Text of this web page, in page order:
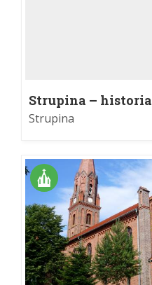
Strupina – historia
Strupina